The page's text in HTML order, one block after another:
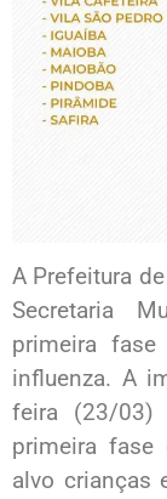
A Prefeitura
Secretaria
primeira
influenza. A
feira (23/03)
primeira fase
alvo crianças